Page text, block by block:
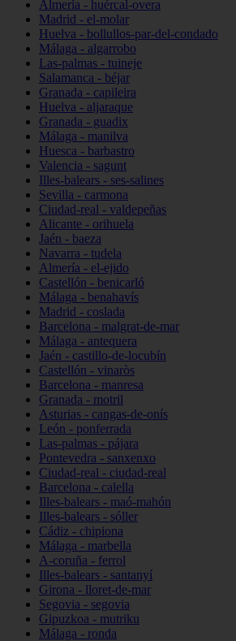
Almería - huércal-overa
Madrid - el-molar
Huelva - bollullos-par-del-condado
Málaga - algarrobo
Las-palmas - tuineje
Salamanca - béjar
Granada - capileira
Huelva - aljaraque
Granada - guadix
Málaga - manilva
Huesca - barbastro
Valencia - sagunt
Illes-balears - ses-salines
Sevilla - carmona
Ciudad-real - valdepeñas
Alicante - orihuela
Jaén - baeza
Navarra - tudela
Almería - el-ejido
Castellón - benicarló
Málaga - benahavís
Madrid - coslada
Barcelona - malgrat-de-mar
Málaga - antequera
Jaén - castillo-de-locubín
Castellón - vinaròs
Barcelona - manresa
Granada - motril
Asturias - cangas-de-onís
León - ponferrada
Las-palmas - pájara
Pontevedra - sanxenxo
Ciudad-real - ciudad-real
Barcelona - calella
Illes-balears - maó-mahón
Illes-balears - sóller
Cádiz - chipiona
Málaga - marbella
A-coruña - ferrol
Illes-balears - santanyí
Girona - lloret-de-mar
Segovia - segovia
Gipuzkoa - mutriku
Málaga - ronda